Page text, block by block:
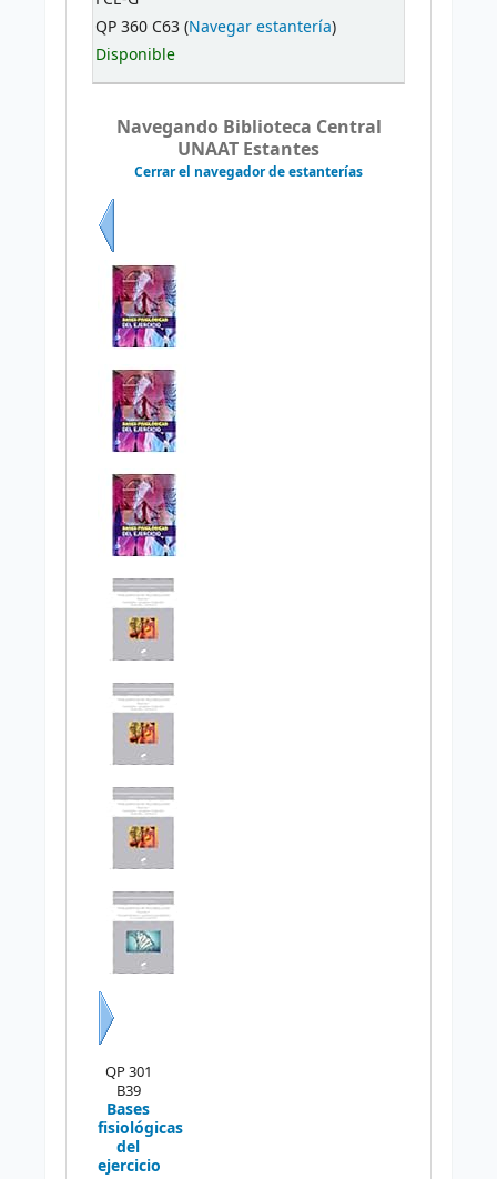
QP 360 C63 (Navegar estantería)
Disponible
Navegando Biblioteca Central
UNAAT Estantes
Cerrar el navegador de estanterías
Previo
QP 301
B39
Bases
fisiológicas
del
ejercicio